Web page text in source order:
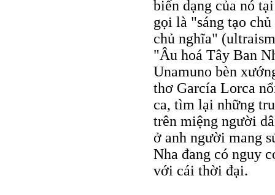
biến dạng của nó
gọi là "sáng tạo
chủ nghĩa"
"Âu hoá Tây Ban
Unamuno bèn
thơ García Lorca
ca, tìm lại những
trên miệng người
ở anh người mang
Nha đang có nguy
với cái thời đại.